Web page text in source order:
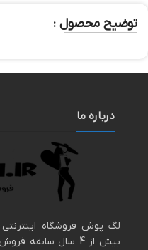
توضیح محصول :
درباره ما
لگ پوش فروشگاه اینترنتی
بیش از 4 سال سابقه